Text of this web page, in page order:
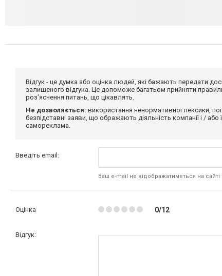
Відгук - це думка або оцінка людей, які бажають передати
залишеного відгука. Це допоможе багатьом прийняти
роз'яснення питань, що цікавлять.
Не дозволяється: використання ненормативної лексики,
безпідставні заяви, що ображають діяльність компанії і /
самореклама.
Введіть email:
Ваш e-mail не відображатиметься на сайті
Оцінка 0/12
Відгук: